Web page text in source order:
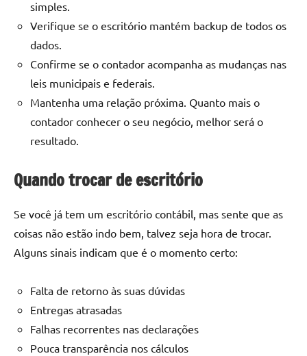
simples.
Verifique se o escritório mantém backup de todos os
dados.
Confirme se o contador acompanha as mudanças nas
leis municipais e federais.
Mantenha uma relação próxima. Quanto mais o
contador conhecer o seu negócio, melhor será o
resultado.
Quando trocar de escritório
Se você já tem um escritório contábil, mas sente que as
coisas não estão indo bem, talvez seja hora de trocar.
Alguns sinais indicam que é o momento certo:
Falta de retorno às suas dúvidas
Entregas atrasadas
Falhas recorrentes nas declarações
Pouca transparência nos cálculos